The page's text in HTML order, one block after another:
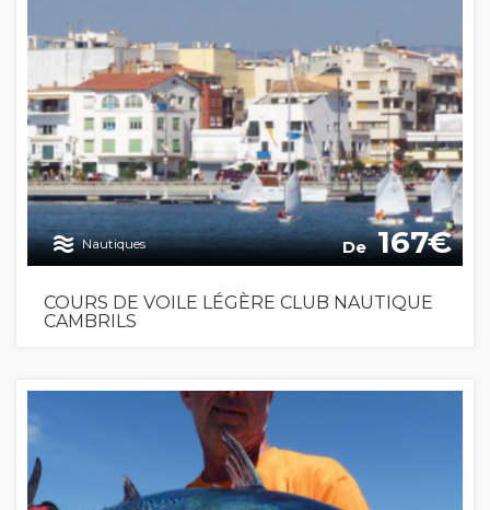
Nautiques De 167
COURS DE VOILE LÉGÈRE CLUB NAUTIQUE
CAMBRILS